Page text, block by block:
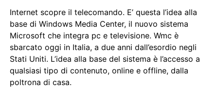
Internet scopre il telecomando. E’ questa l’idea alla
base di Windows Media Center, il nuovo sistema
Microsoft che integra pc e televisione. Wmc è
sbarcato oggi in Italia, a due anni dall’esordio negli
Stati Uniti. L’idea alla base del sistema è l’accesso a
qualsiasi tipo di contenuto, online e offline, dalla
poltrona di casa.